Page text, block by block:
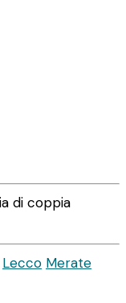
di coppia
Lecco Merate